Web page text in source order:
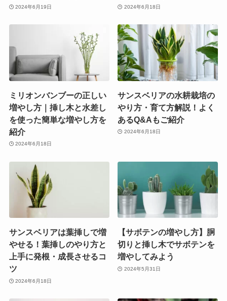
2024年6月19日 2024年6月18日
ミリオンバンブーの正しい
増やし方｜挿し木と水差し
を使った簡単な増やし方を
紹介
2024年6月18日
サンスベリアの水耕栽培の
やり方・育て方解説！よく
あるQ&Aもご紹介
2024年6月18日
サンスベリアは葉挿しで増
やせる！葉挿しのやり方と
上手に発根・成長させるコ
ツ
2024年6月18日
【サボテンの増やし方】胴
切りと挿し木でサボテンを
増やしてみよう
2024年5月31日